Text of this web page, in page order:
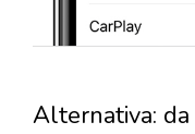
Alternativa: da